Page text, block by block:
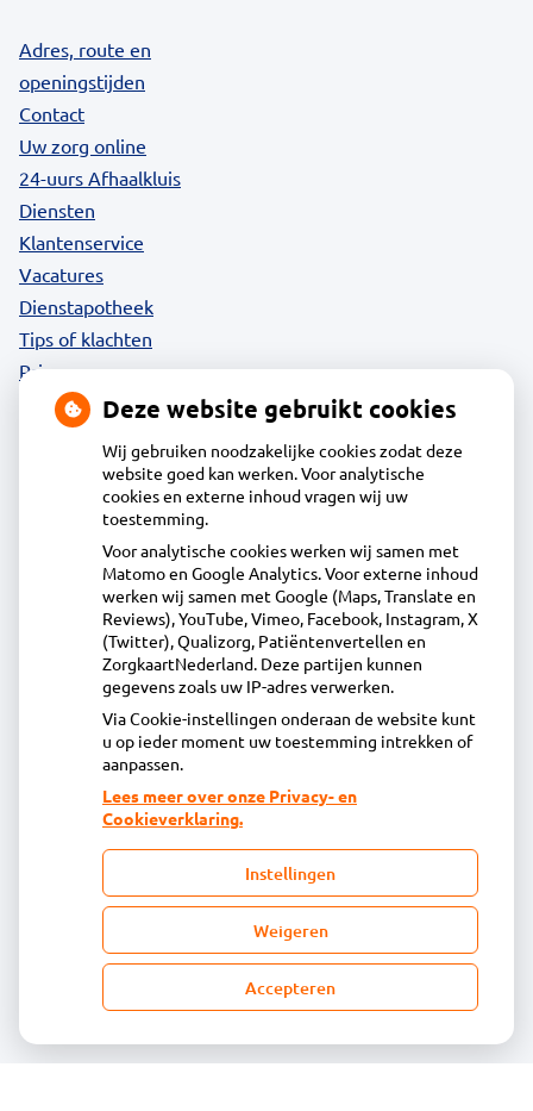
Adres, route en
openingstijden
Contact
Uw zorg online
24-uurs Afhaalkluis
Diensten
Klantenservice
Vacatures
Dienstapotheek
Tips of klachten
Privacy
Acdapha Apotheek Huiswaard
Tochtwaard 5, 1824EZ Alkmaar
072-5628844
info@apotheekhuiswaard.nl
Inschrijven
Centrale administratie
Heeft u vragen of opmerkingen over uw
toegestuurde rekening van de apotheek?
declaratie@acdaphagroep.nl
onze
facebook
Deze website gebruikt cookies
Wij gebruiken noodzakelijke cookies zodat deze
website goed kan werken. Voor analytische
cookies en externe inhoud vragen wij uw
toestemming.
Voor analytische cookies werken wij samen met
Matomo en Google Analytics. Voor externe inhoud
werken wij samen met Google (Maps, Translate en
Reviews), YouTube, Vimeo, Facebook, Instagram, X
(Twitter), Qualizorg, Patiëntenvertellen en
ZorgkaartNederland. Deze partijen kunnen
gegevens zoals uw IP-adres verwerken.
Via Cookie-instellingen onderaan de website kunt
u op ieder moment uw toestemming intrekken of
aanpassen.
Lees meer over onze Privacy- en
Cookieverklaring.
Instellingen
Weigeren
Accepteren